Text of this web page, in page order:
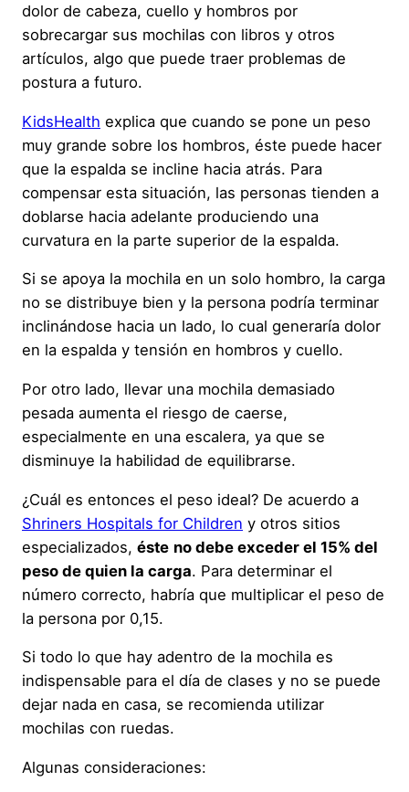
dolor de cabeza, cuello y hombros por
sobrecargar sus mochilas con libros y otros
artículos, algo que puede traer problemas de
postura a futuro.
KidsHealth explica que cuando se pone un peso
muy grande sobre los hombros, éste puede hacer
que la espalda se incline hacia atrás. Para
compensar esta situación, las personas tienden a
doblarse hacia adelante produciendo una
curvatura en la parte superior de la espalda.
Si se apoya la mochila en un solo hombro, la carga
no se distribuye bien y la persona podría terminar
inclinándose hacia un lado, lo cual generaría dolor
en la espalda y tensión en hombros y cuello.
Por otro lado, llevar una mochila demasiado
pesada aumenta el riesgo de caerse,
especialmente en una escalera, ya que se
disminuye la habilidad de equilibrarse.
¿Cuál es entonces el peso ideal? De acuerdo a
Shriners Hospitals for Children y otros sitios
especializados, éste no debe exceder el 15% del
peso de quien la carga. Para determinar el
número correcto, habría que multiplicar el peso de
la persona por 0,15.
Si todo lo que hay adentro de la mochila es
indispensable para el día de clases y no se puede
dejar nada en casa, se recomienda utilizar
mochilas con ruedas.
Algunas consideraciones: